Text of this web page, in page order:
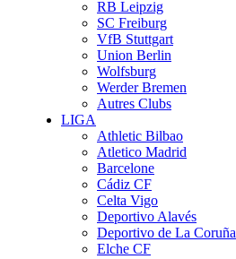
RB Leipzig
SC Freiburg
VfB Stuttgart
Union Berlin
Wolfsburg
Werder Bremen
Autres Clubs
LIGA
Athletic Bilbao
Atletico Madrid
Barcelone
Cádiz CF
Celta Vigo
Deportivo Alavés
Deportivo de La Coruña
Elche CF